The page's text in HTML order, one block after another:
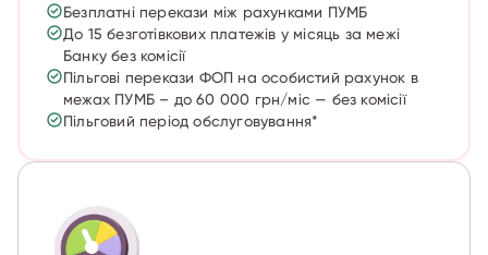
Безплатні перекази між рахунками ПУМБ
До 15 безготівкових платежів у місяць за межі
Банку без комісії
Пільгові перекази ФОП на особистий рахунок в
межах ПУМБ – до 60 000 грн/міс — без комісії
Пільговий період обслуговування*